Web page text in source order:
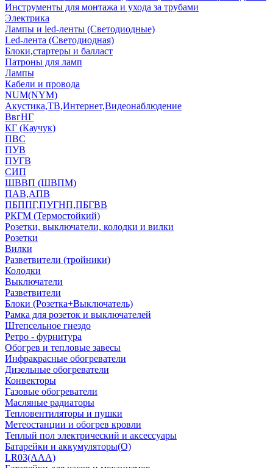
Инструменты для монтажа и ухода за трубами
Электрика
Лампы и led-ленты (Светодиодные)
Led-лента (Светодиодная)
Блоки,стартеры и балласт
Патроны для ламп
Лампы
Кабели и провода
NUM(NYM)
Акустика,ТВ,Интернет,Видеонаблюдение
ВвгНГ
КГ (Каучук)
ПВС
ПУВ
ПУГВ
СИП
ШВВП (ШВПМ)
ПАВ,АПВ
ПБППГ,ПУГНП,ПБГВВ
РКГМ (Термостойкий)
Розетки, выключатели, колодки и вилки
Розетки
Вилки
Разветвители (тройники)
Колодки
Выключатели
Разветвители
Блоки (Розетка+Выключатель)
Рамка для розеток и выключателей
Штепсельное гнездо
Ретро - фурнитура
Обогрев и тепловые завесы
Инфракрасные обогреватели
Дизельные обогреватели
Конвекторы
Газовые обогреватели
Масляные радиаторы
Тепловентиляторы и пушки
Метеостанции и обогрев кровли
Теплый пол электрический и аксессуары
Батарейки и аккумуляторы(О)
LR03(AAA)